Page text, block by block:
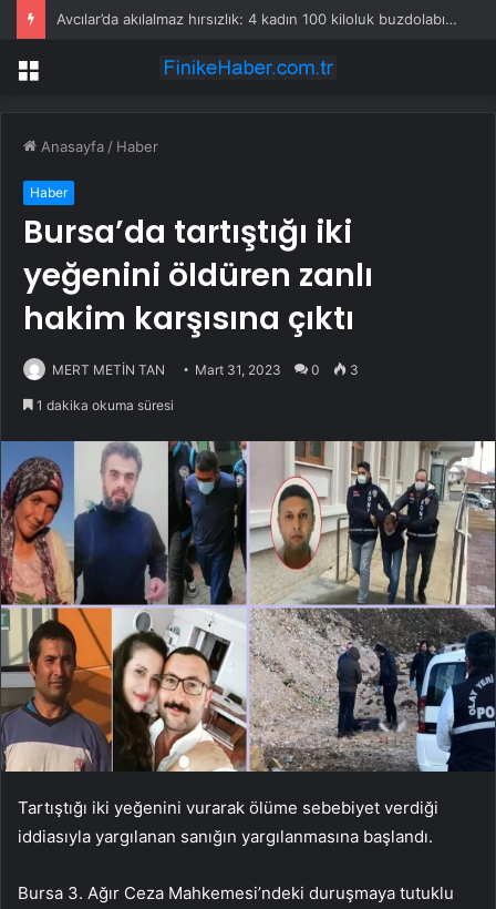
Avcılar’da akılalmaz hırsızlık: 4 kadın 100 kiloluk buzdolabını böyle çaldı
Menü
Anasayfa / Haber
Haber
Bursa’da tartıştığı iki
yeğenini öldüren zanlı
hakim karşısına çıktı
MERT METİN TAN Mart 31, 2023 0 3
1 dakika okuma süresi
Tartıştığı iki yeğenini vurarak ölüme sebebiyet verdiği
iddiasıyla yargılanan sanığın yargılanmasına başlandı.
Bursa 3. Ağır Ceza Mahkemesi’ndeki duruşmaya tutuklu